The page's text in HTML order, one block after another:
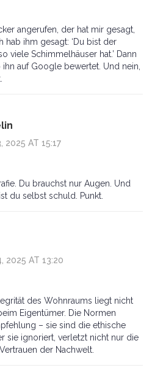
angerufen, der hat mir gesagt,
hab ihm gesagt: ‘Du bist der
viele Schimmelhäuser hat.’ Dann
auf Google bewertet. Und nein,
2025 AT 15:17
Du brauchst nur Augen. Und
du selbst schuld. Punkt.
2025 AT 13:20
des Wohnraums liegt nicht
Eigentümer. Die Normen
– sie sind die ethische
sie ignoriert, verletzt nicht nur die
der Nachwelt.